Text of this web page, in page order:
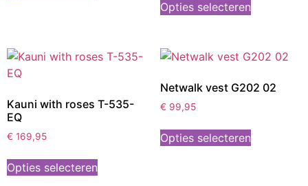
Opties selecteren
Kauni with roses T-535-
EQ
€ 169,95
Opties selecteren
Netwalk vest G202 02
€ 99,95
Opties selecteren